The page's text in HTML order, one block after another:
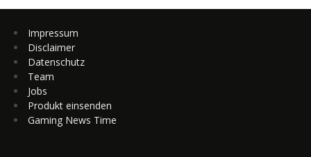
Impressum
Disclaimer
Datenschutz
Team
Jobs
Produkt einsenden
Gaming News Time